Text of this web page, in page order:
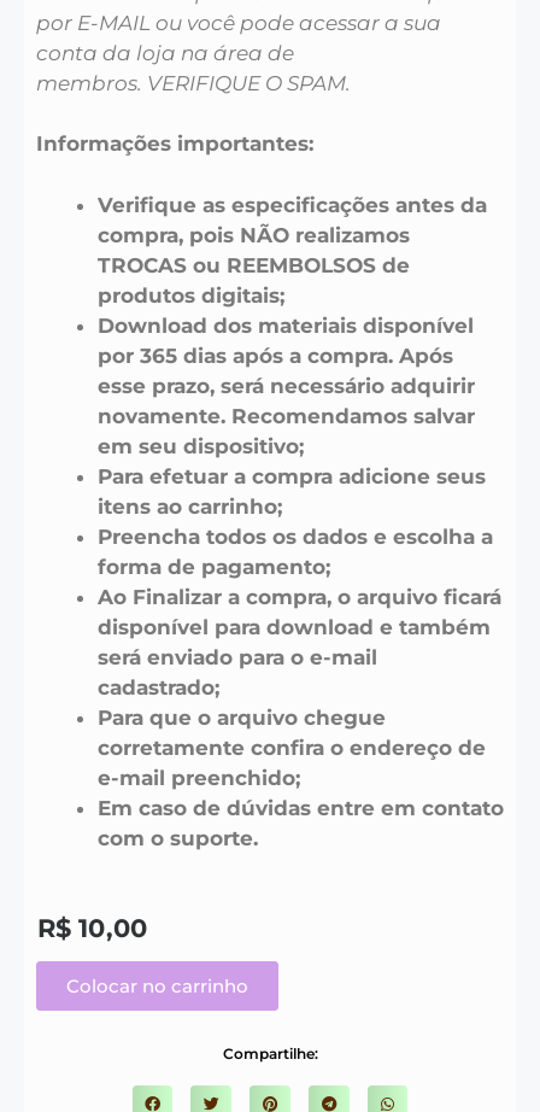
por E-MAIL ou você pode acessar a sua
conta da loja na área de
membros. VERIFIQUE O SPAM.
Informações importantes:
Verifique as especificações antes da
compra, pois NÃO realizamos
TROCAS ou REEMBOLSOS de
produtos digitais;
Download dos materiais disponível
por 365 dias após a compra. Após
esse prazo, será necessário adquirir
novamente. Recomendamos salvar
em seu dispositivo;
Para efetuar a compra adicione seus
itens ao carrinho;
Preencha todos os dados e escolha a
forma de pagamento;
Ao Finalizar a compra, o arquivo ficará
disponível para download e também
será enviado para o e-mail
cadastrado;
Para que o arquivo chegue
corretamente confira o endereço de
e-mail preenchido;
Em caso de dúvidas entre em contato
com o suporte.
R$ 10,00
Colocar no carrinho
Compartilhe: